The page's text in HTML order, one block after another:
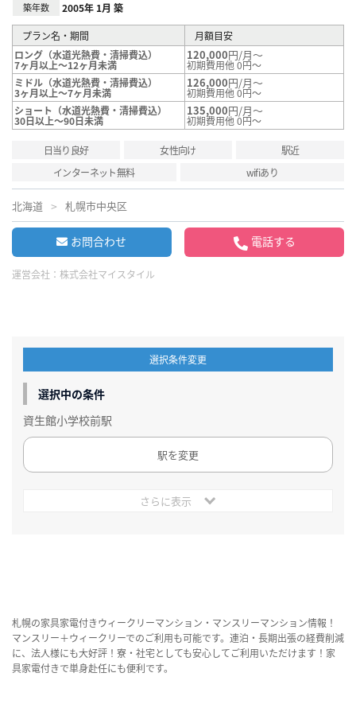
築年数 2005年 1月 築
プラン名・期間
月額目安
ロング（水道光熱費・清掃費込）
7ヶ月以上～12ヶ月未満
120,000円/月～
初期費用他 0円～
ミドル（水道光熱費・清掃費込）
3ヶ月以上～7ヶ月未満
126,000円/月～
初期費用他 0円～
ショート（水道光熱費・清掃費込）
30日以上～90日未満
135,000円/月～
初期費用他 0円～
日当り良好 女性向け
駅近
インターネット無料
wifiあり
北海道 札幌市中央区
お問合わせ 電話する
運営会社： 株式会社マイスタイル
選択条件変更
選択中の条件
資生館小学校前駅
駅を変更
さらに表示
札幌の家具家電付きウィークリーマンション・マンスリーマンション情報！
マンスリー＋ウィークリーでのご利用も可能です。連泊・長期出張の経費削減
に、法人様にも大好評！寮・社宅としても安心してご利用いただけます！家
具家電付きで単身赴任にも便利です。